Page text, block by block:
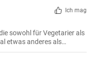
Ich mag
sowohl für Vegetarier als
etwas anderes als